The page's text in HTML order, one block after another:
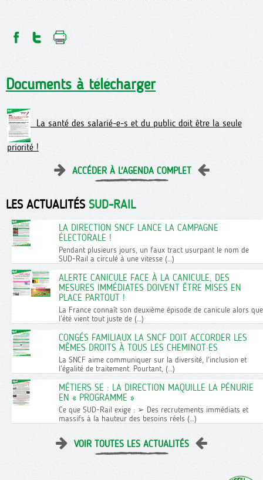
Documents à télécharger
La santé des salarié-e-s et du public doit être la seule
priorité !
ACCÉDER À L'AGENDA COMPLET
LES ACTUALITÉS SUD-RAIL
LA DIRECTION SNCF LANCE LA CAMPAGNE
ÉLECTORALE !
Pendant plusieurs jours, un faux tract usurpant le nom de
SUD-Rail a circulé à une vitesse (…)
ALERTE CANICULE FACE À LA CANICULE, DES
MESURES IMMÉDIATES DOIVENT ÊTRE MISES EN
PLACE PARTOUT !
La France connaît son deuxième épisode de canicule alors que
l’été vient tout juste de (…)
CONGÉS FAMILIAUX LA SNCF DOIT ACCORDER LES
MÊMES DROITS À TOUS LES CHEMINOT·ES
La SNCF aime communiquer sur la diversité, l’inclusion et
l’égalité de traitement. Pourtant, (…)
MÉTIERS SE : LA DIRECTION MAQUILLE LA PÉNURIE
EN « PROGRAMME »
Ce que SUD-Rail exige : ➢ Des recrutements immédiats et
massifs à la hauteur des besoins réels (…)
VOIR TOUTES LES ACTUALITÉS